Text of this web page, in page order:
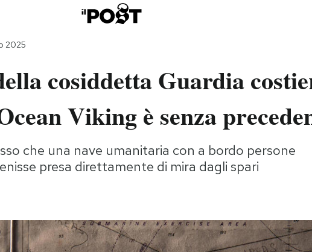
2025
cosiddetta Guardia
Viking è senza
che una nave umanitaria con a bordo persone
presa direttamente di mira dagli spari